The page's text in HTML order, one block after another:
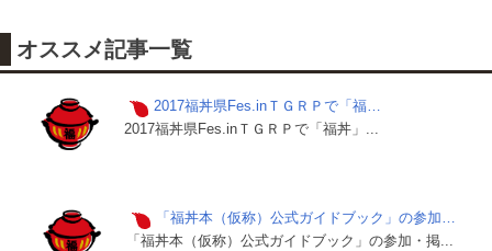
オススメ記事一覧
2017福丼県Fes.inＴＧＲＰで「福…
2017福丼県Fes.inＴＧＲＰで「福丼」...
「福丼本（仮称）公式ガイドブック」の参加…
「福丼本（仮称）公式ガイドブック」の参加・掲...